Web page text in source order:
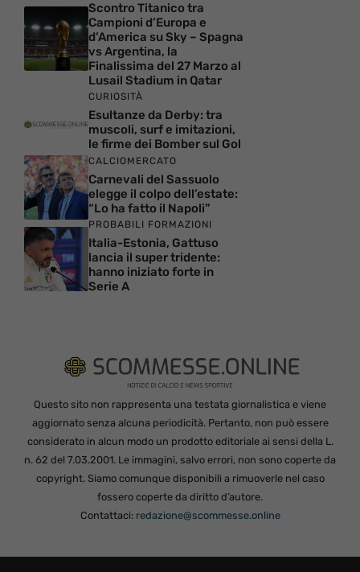
Scontro Titanico tra
Campioni d’Europa e
d’America su Sky – Spagna
vs Argentina, la
Finalissima del 27 Marzo al
Lusail Stadium in Qatar
CURIOSITÀ
Esultanze da Derby: tra
muscoli, surf e imitazioni,
le firme dei Bomber sul Gol
CALCIOMERCATO
Carnevali del Sassuolo
elegge il colpo dell’estate:
“Lo ha fatto il Napoli”
PROBABILI FORMAZIONI
Italia-Estonia, Gattuso
lancia il super tridente:
hanno iniziato forte in
Serie A
Questo sito non rappresenta una testata giornalistica e viene
aggiornato senza alcuna periodicità. Pertanto, non può essere
considerato in alcun modo un prodotto editoriale ai sensi della L.
n. 62 del 7.03.2001. Le immagini, salvo errori, non sono coperte da
copyright. Siamo comunque disponibili a rimuoverle nel caso
fossero coperte da diritto d’autore.
Contattaci: redazione@scommesse.online